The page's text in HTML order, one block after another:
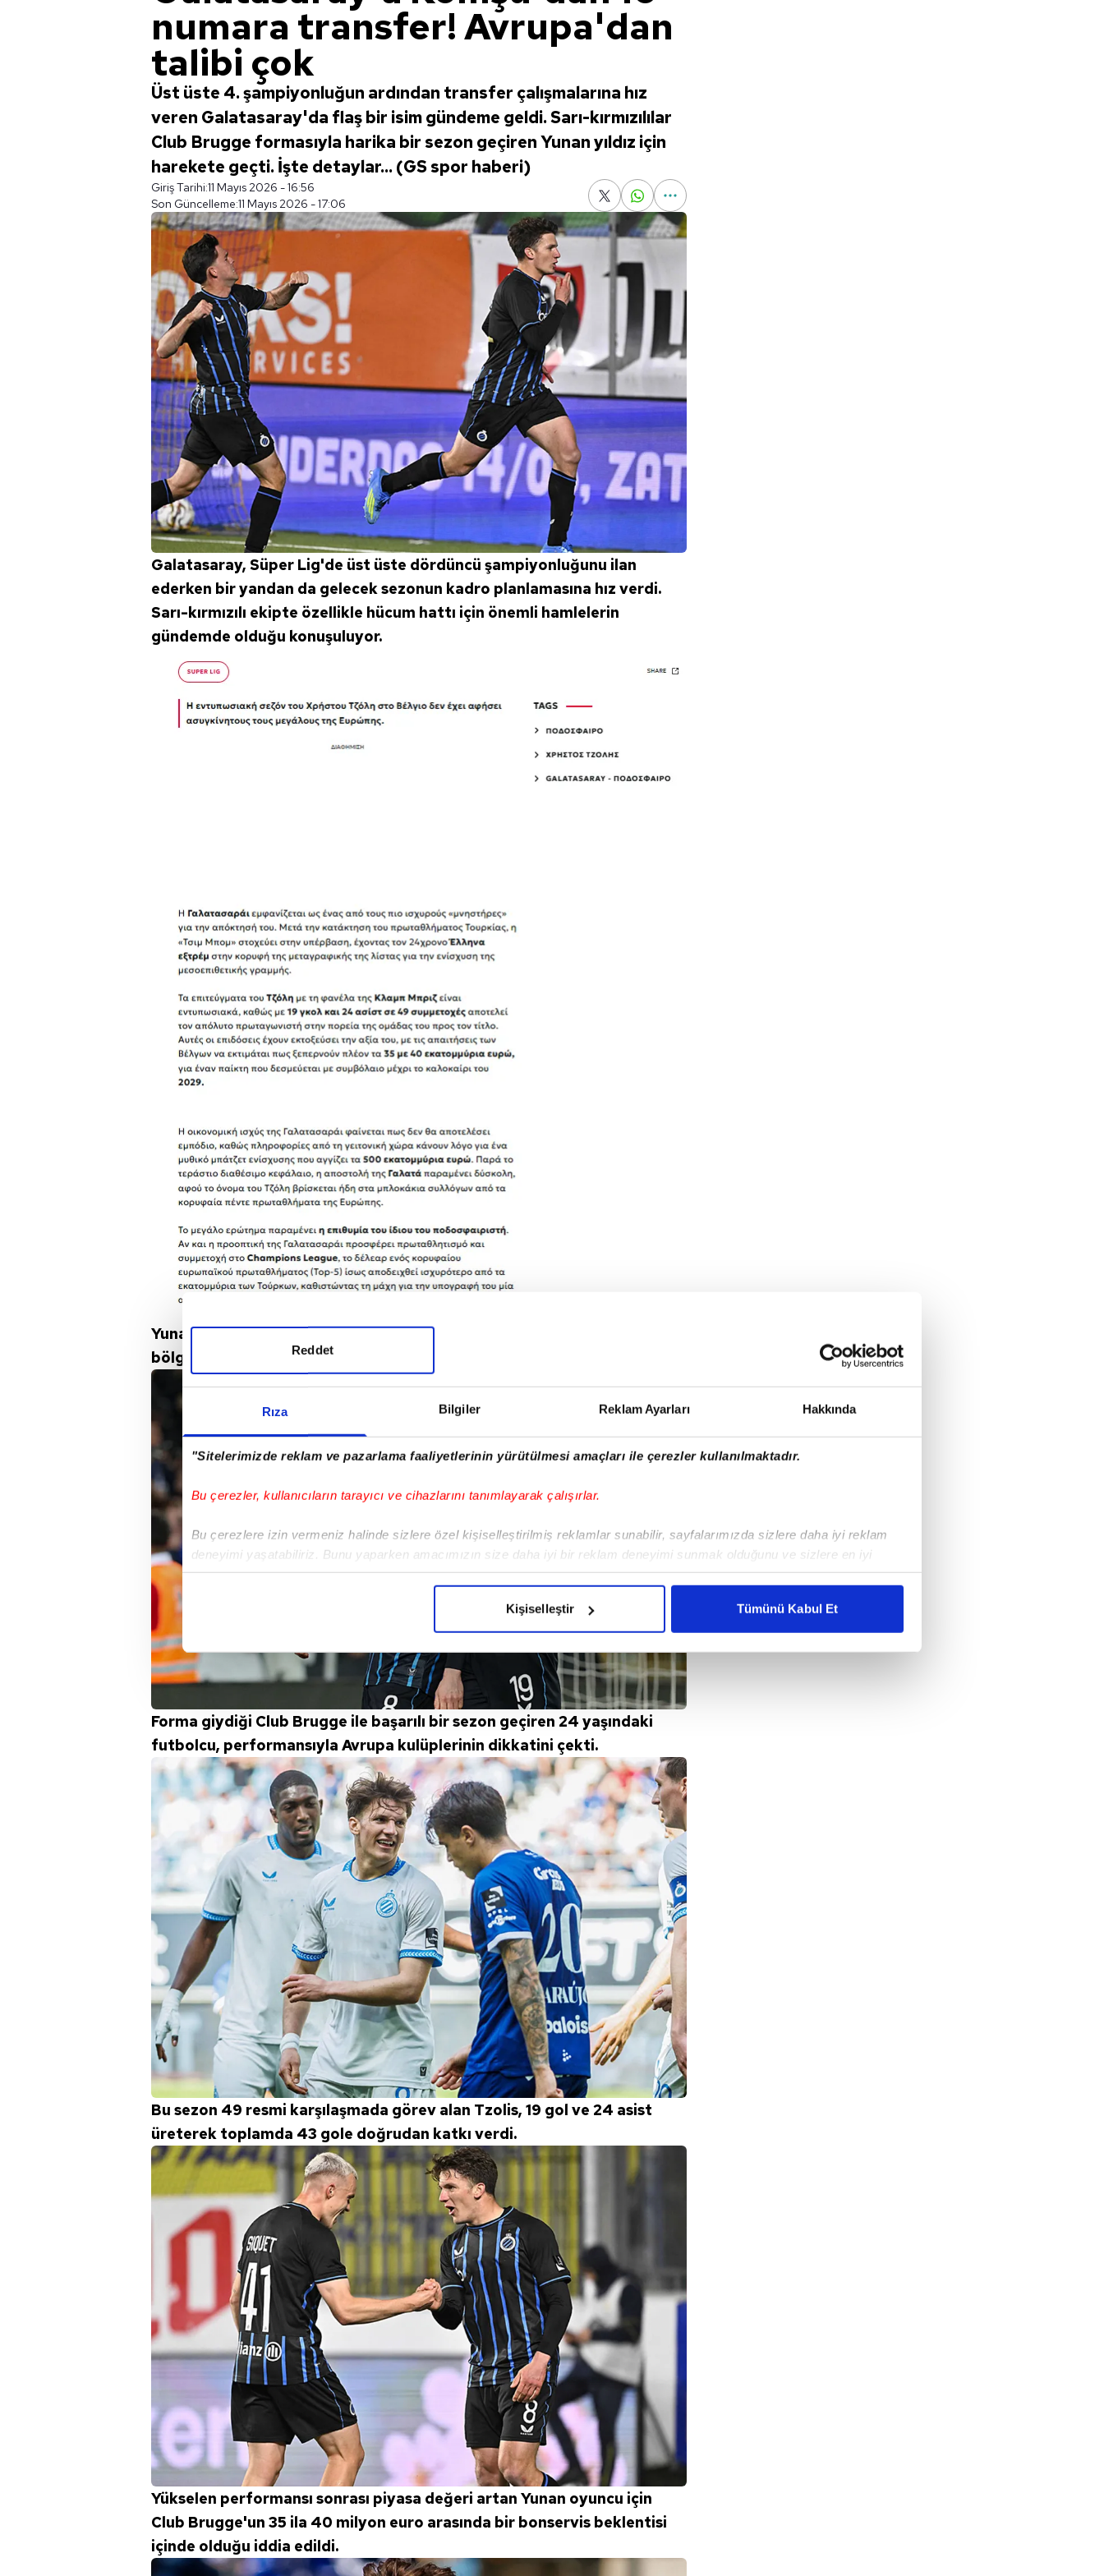
Rıza Bilgiler Reklam Ayarları Hakkında
"Sitelerimizde reklam ve pazarlama faaliyetlerinin yürütülmesi amaçları ile çerezler kullanılmaktadır.
Bu çerezler, kullanıcıların tarayıcı ve cihazlarını tanımlayarak çalışırlar.
Bu çerezlere izin vermeniz halinde sizlere özel kişiselleştirilmiş reklamlar sunabilir, sayfalarımızda sizlere daha iyi reklam
deneyimi yaşatabiliriz. Bunu yaparken amacımızın size daha iyi bir reklam deneyimi sunmak olduğunu ve sizlere en iyi
içerikleri sunabilmek adına elimizden gelen çabayı gösterdiğimizi ve bu noktada, reklamların maliyetlerimizi karşılamak
Her halükârda, kullanıcılar, bu çerezlere izin vermedikleri takdirde, kullanıcılara hedefli reklamlar gösterilmeyecektir."
Sizlere daha iyi bir hizmet sunabilmek için İnternet Sitemizde kendimize ve üçüncü kişilere ait çerezler kullanılmaktadır. Bu
çerezler vasıtasıyla çeşitli kişisel verileriniz işlenmekte olup gerekli olan çerezler bilgi toplumu hizmetlerinin sunulması
amacıyla kullanılmaktadır. Diğer çerezler, sitemizin daha işlevsel kılınması ve kişiselleştirilmesi ve sizlere yönelik
reklam/pazarlama faaliyetlerinin yapılması, amaçlarıyla sınırlı olarak açık rızanız dahilinde kullanılacaktır.
Çerezlere ilişkin tercihlerinizi aşağıda yer alan panel vasıtasıyla belirleyebilirsiniz. Çerezlere ilişkin detaylı bilgi için Ayarlar
butonuna tıklayabilir,Çerez Bilgilendirme Metnimiziziyaret edebilirsiniz.
6698 sayılı Kişisel Verilerin Korunması Kanunu uyarınca hazırlanmış Aydınlatma Metnimizi okumak ve sitemizde ilgili
mevzuata uygun olarak kullanılan çerezlerle ilgili bilgi almak için lütfentıklayınız .
Reddet
Kişiselleştir Tümünü Kabul Et
numara transfer! Avrupa'dan
talibi çok
Üst üste 4. şampiyonluğun ardından transfer çalışmalarına hız
veren Galatasaray'da flaş bir isim gündeme geldi. Sarı-kırmızılılar
Club Brugge formasıyla harika bir sezon geçiren Yunan yıldız için
harekete geçti. İşte detaylar... (GS spor haberi)
Giriş Tarihi:11 Mayıs 2026 - 16:56
Son Güncelleme:11 Mayıs 2026 - 17:06
Galatasaray, Süper Lig'de üst üste dördüncü şampiyonluğunu ilan
ederken bir yandan da gelecek sezonun kadro planlamasına hız verdi.
Sarı-kırmızılı ekipte özellikle hücum hattı için önemli hamlelerin
gündemde olduğu konuşuluyor.
Yunanistan basınından Nova Sports'un haberine göre, Galatasaray'ın bu
bölge için ilk hedefi Christos Tzolis oldu.
Forma giydiği Club Brugge ile başarılı bir sezon geçiren 24 yaşındaki
futbolcu, performansıyla Avrupa kulüplerinin dikkatini çekti.
Bu sezon 49 resmi karşılaşmada görev alan Tzolis, 19 gol ve 24 asist
üreterek toplamda 43 gole doğrudan katkı verdi.
Yükselen performansı sonrası piyasa değeri artan Yunan oyuncu için
Club Brugge'un 35 ila 40 milyon euro arasında bir bonservis beklentisi
içinde olduğu iddia edildi.